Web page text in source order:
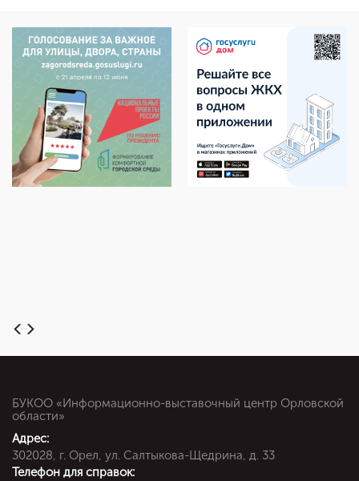
БУКОО «Информационно-выставочный центр Орловской
области»
Адрес:
302028, г. Орел, ул. Салтыкова-Щедрина, д. 33
Телефон для справок: